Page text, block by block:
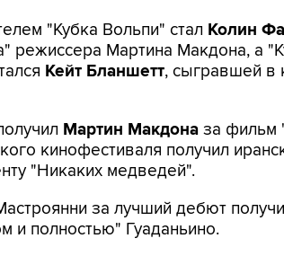
"Кубка Вольпи" стал Колин
Мартина Макдона, а
Кейт Бланшетт, сыгравшей в
Мартин Макдона за фильм
кинофестиваля получил
"Никаких медведей".
за лучший дебют
и полностью" Гуаданьино.